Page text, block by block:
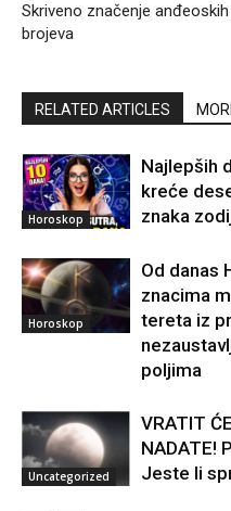
Skriveno značenje anđeoskih
brojeva
RELATED ARTICLES
Horoskop
Najlepših
kreće
znaka
Horoskop
Od danas
znacima
tereta iz
poljima
Uncategorized
VRATIT
NADATE!
Jeste li